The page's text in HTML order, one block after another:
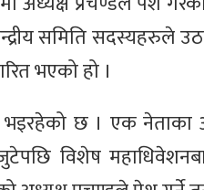
समिति सदस्यहरुले
भएको हो ।
छ । एक नेताका
विशेष